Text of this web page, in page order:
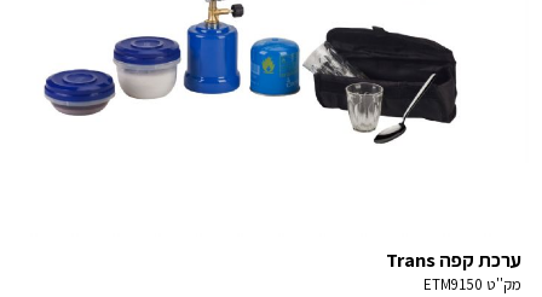
ערכת קפה Trans
מק''ט ETM9150